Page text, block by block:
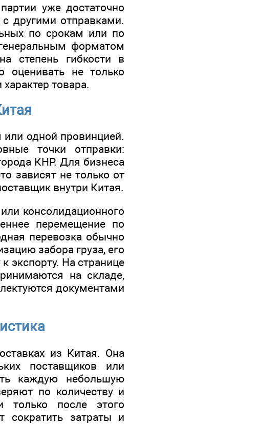
уже достаточно
другими отправками.
по срокам или по
форматом
степень гибкости в
оценивать не только
товара.
или одной провинцией.
точки отправки:
КНР. Для бизнеса
зависят не только от
внутри Китая.
консолидационного
перемещение по
перевозка обычно
забора груза, его
экспорту. На странице
на складе,
документами
из Китая. Она
поставщиков или
каждую небольшую
по количеству и
только после этого
сократить затраты и